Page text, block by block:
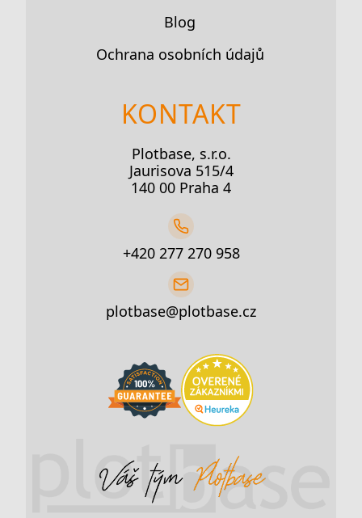
Blog
Ochrana osobních údajů
KONTAKT
Plotbase, s.r.o.
Jaurisova 515/4
140 00 Praha 4
+420 277 270 958
plotbase@plotbase.cz